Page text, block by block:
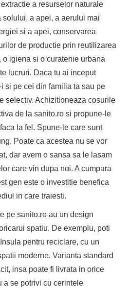
a resurselor naturale
solului, a apei, a aerului mai
si a apei, conservarea
de productie prin reutilizarea
igiena si o curatenie urbana
lucruri. Daca tu ai inceput
si pe cei din familia ta sau pe
selectiv. Achizitioneaza cosurile
de la sanito.ro si propune-le
la fel. Spune-le care sunt
Poate ca acestea nu se vor
dar avem o sansa sa le lasam
care vin dupa noi. A cumpara
gen este o investitie benefica
in care traiesti.
pe sanito.ro au un design
spatiu. De exemplu, poti
pentru reciclare, cu un
moderne. Varianta standard
insa poate fi livrata in orice
a se potrivi cu cerintele